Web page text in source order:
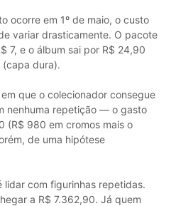
ocorre em 1º de maio, o custo
variar drasticamente. O pacote
7, e o álbum sai por R$ 24,90
(capa dura).
que o colecionador consegue
nenhuma repetição — o gasto
(R$ 980 em cromos mais o
de uma hipótese
lidar com figurinhas repetidas.
a R$ 7.362,90. Já quem